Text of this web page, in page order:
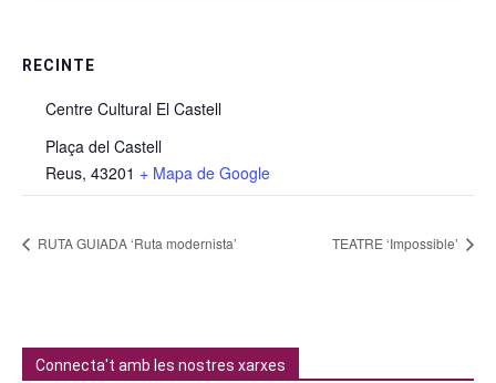
RECINTE
Centre Cultural El Castell
Plaça del Castell
Reus, 43201 + Mapa de Google
RUTA GUIADA ‘Ruta modernista’ TEATRE ‘Impossible’
Connecta't amb les nostres xarxes